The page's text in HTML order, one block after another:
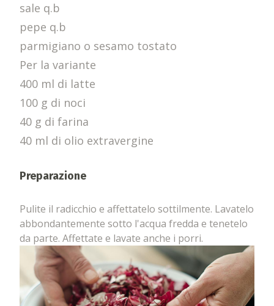
sale q.b
pepe q.b
parmigiano o sesamo tostato
Per la variante
400 ml di latte
100 g di noci
40 g di farina
40 ml di olio extravergine
Preparazione
Pulite il radicchio e affettatelo sottilmente. Lavatelo
abbondantemente sotto l'acqua fredda e tenetelo
da parte. Affettate e lavate anche i porri.